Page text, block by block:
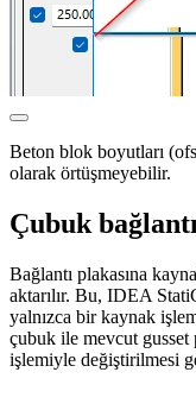
Beton blok boyutları
olarak örtüşmeyebilir.
Çubuk
Bağlantı plakasına
aktarılır. Bu, IDEA
yalnızca bir kaynak
çubuk ile mevcut gusset
işlemiyle değiştirilmesi